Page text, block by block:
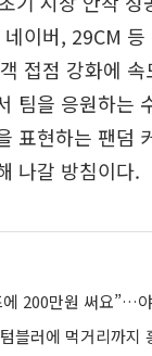
이버, 29CM
접점 강화에
팀을 응원하는
표현하는 팬덤
나갈 방침이다.